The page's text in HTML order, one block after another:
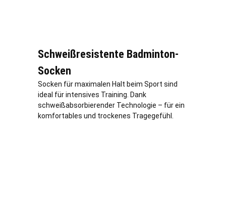
Schweißresistente Badminton-
Socken
Socken für maximalen Halt beim Sport sind
ideal für intensives Training. Dank
schweißabsorbierender Technologie – für ein
komfortables und trockenes Tragegefühl.